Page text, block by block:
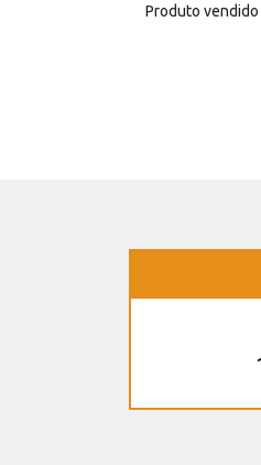
Produto